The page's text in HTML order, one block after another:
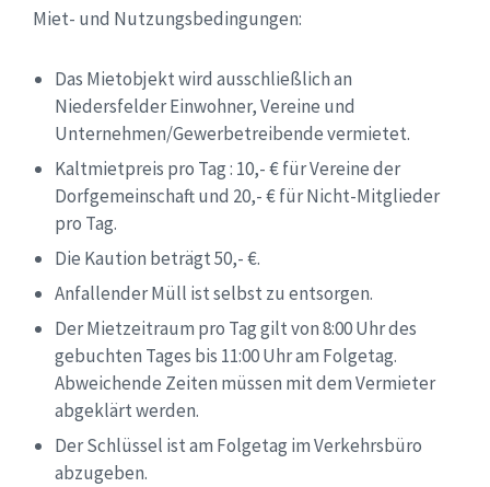
Miet- und Nutzungsbedingungen:
Das Mietobjekt wird ausschließlich an
Niedersfelder Einwohner, Vereine und
Unternehmen/Gewerbetreibende vermietet.
Kaltmietpreis pro Tag : 10,- € für Vereine der
Dorfgemeinschaft und 20,- € für Nicht-Mitglieder
pro Tag.
Die Kaution beträgt 50,- €.
Anfallender Müll ist selbst zu entsorgen.
Der Mietzeitraum pro Tag gilt von 8:00 Uhr des
gebuchten Tages bis 11:00 Uhr am Folgetag.
Abweichende Zeiten müssen mit dem Vermieter
abgeklärt werden.
Der Schlüssel ist am Folgetag im Verkehrsbüro
abzugeben.